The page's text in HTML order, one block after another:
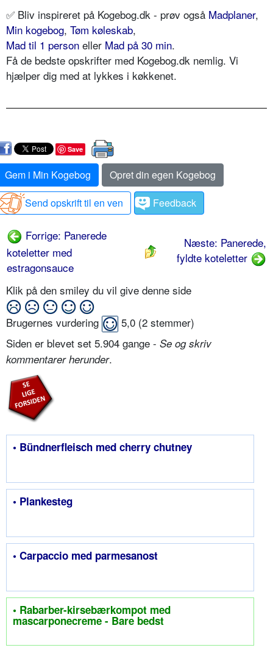
✅ Bliv inspireret på Kogebog.dk - prøv også Madplaner,
Min kogebog, Tøm køleskab,
Mad til 1 person eller Mad på 30 min.
Få de bedste opskrifter med Kogebog.dk nemlig. Vi
hjælper dig med at lykkes i køkkenet.
Save
Gem i Min Kogebog
Opret din egen Kogebog
Send opskrift til en ven
Feedback
Forrige: Panerede
koteletter med
estragonsauce
Næste: Panerede,
fyldte koteletter
Klik på den smiley du vil give denne side
Brugernes vurdering 5,0 (2 stemmer)
Siden er blevet set 5.904 gange - Se og skriv
kommentarer herunder.
• Bündnerfleisch med cherry chutney
• Plankesteg
• Carpaccio med parmesanost
• Rabarber-kirsebærkompot med
mascarponecreme - Bare bedst